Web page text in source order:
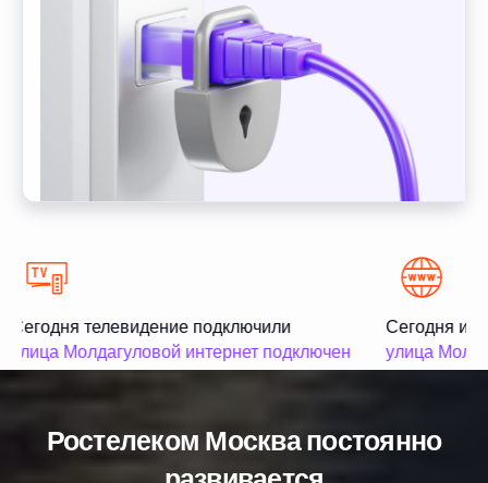
Сегодня телевидение подключили
улица Молдагуловой интернет подключен
Сегодня
улица
Ростелеком Москва постоянно